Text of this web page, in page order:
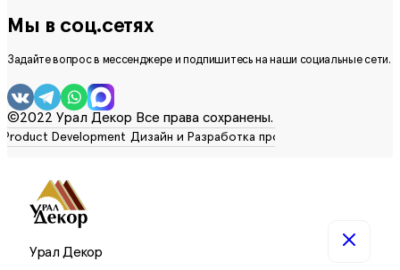
Мы в соц.сетях
Задайте вопрос в мессенджере и подпишитесь на наши социальные сети.
©2022 Урал Декор Все права сохранены.
Урал Декор